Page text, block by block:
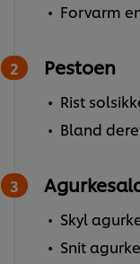
Forvarm
Pestoen
Rist
Bland
Skyl
Snit